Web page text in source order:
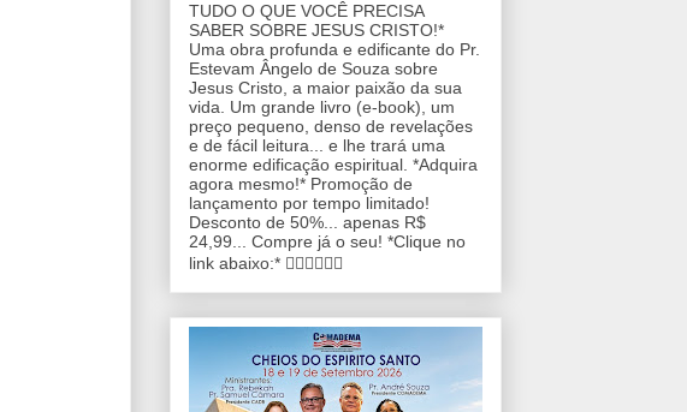
TUDO O QUE VOCÊ PRECISA
SABER SOBRE JESUS CRISTO!*
Uma obra profunda e edificante do Pr.
Estevam Ângelo de Souza sobre
Jesus Cristo, a maior paixão da sua
vida. Um grande livro (e-book), um
preço pequeno, denso de revelações
e de fácil leitura... e lhe trará uma
enorme edificação espiritual. *Adquira
agora mesmo!* Promoção de
lançamento por tempo limitado!
Desconto de 50%... apenas R$
24,99... Compre já o seu! *Clique no
link abaixo:* 👇🏼👇🏼👇🏼